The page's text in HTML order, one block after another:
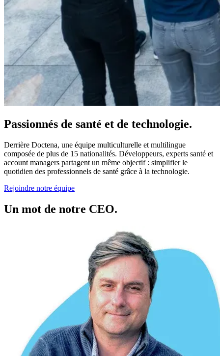
Passionnés de santé et de technologie.
Derrière Doctena, une équipe multiculturelle et multilingue
composée de plus de 15 nationalités. Développeurs, experts santé et
account managers partagent un même objectif : simplifier le
quotidien des professionnels de santé grâce à la technologie.
Rejoindre notre équipe
Un mot de notre CEO.